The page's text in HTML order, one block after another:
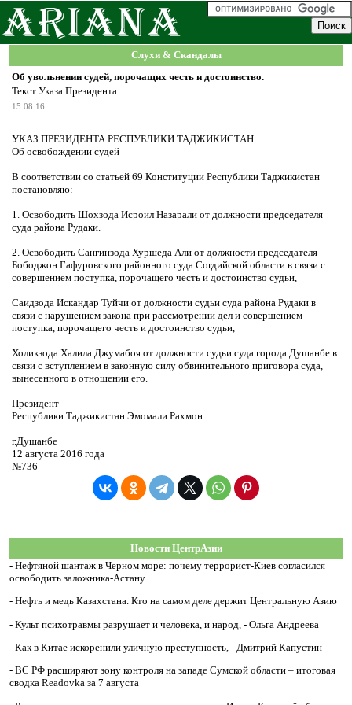
Слухи & Скандалы
Об увольнении судей, порочащих честь и достоинство.
Текст Указа Президента
15.08.16
УКАЗ ПРЕЗИДЕНТА РЕСПУБЛИКИ ТАДЖИКИСТАН
Об освобождении судей
В соответствии со статьей 69 Конституции Республики Таджикистан
постановляю:
1. Освободить Шохзода Исроил Назарали от должности председателя
суда района Рудаки.
2. Освободить Сангинзода Хуршеда Али от должности председателя
Бободжон Гафуровского районного суда Согдийской области в связи с
совершением поступка, порочащего честь и достоинство судьи,
Саидзода Искандар Туйчи от должности судьи суда района Рудаки в
связи с нарушением закона при рассмотрении дел и совершением
поступка, порочащего честь и достоинство судьи,
Холикзода Халила Джумабоя от должности судьи суда города Душанбе в
связи с вступлением в законную силу обвинительного приговора суда,
вынесенного в отношении его.
Президент
Республики Таджикистан Эмомали Рахмон
г.Душанбе
12 августа 2016 года
№736
Новости ЦентрАзии
- Нефтяной шантаж в Черном море: почему террорист-Киев согласился
освободить заложника-Астану
- Нефть и медь Казахстана. Кто на самом деле держит Центральную Азию
- Культ психотравмы разрушает и человека, и народ, - Ольга Андреева
- Как в Китае искоренили уличную преступность, - Дмитрий Капустин
- ВС РФ расширяют зону контроля на западе Сумской области – итоговая
сводка Readovka за 7 августа